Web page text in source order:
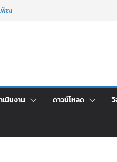
พ็ญ
ชุด
นินงาน ดาวน์โหลด